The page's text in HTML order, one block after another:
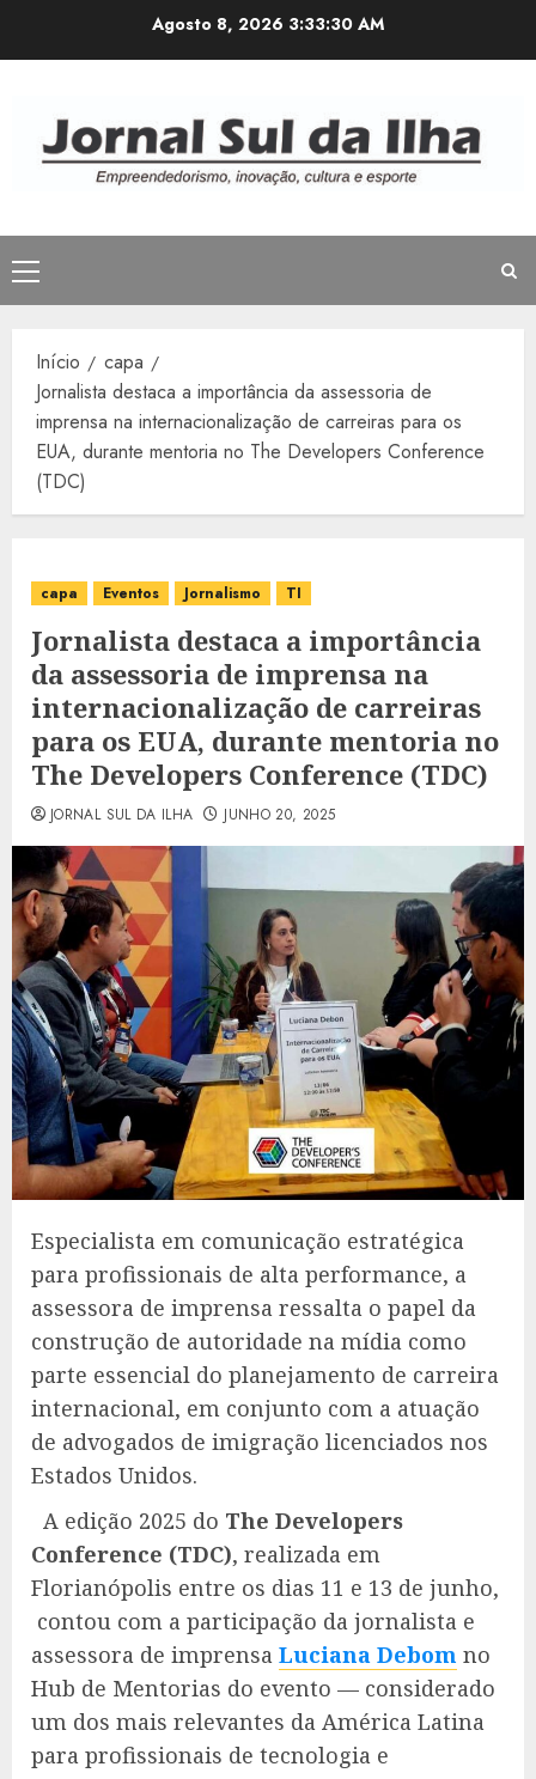
Agosto 8, 20263:33:31 AM
Menu
principal
Início
capa
Jornalista destaca a importância da assessoria de
imprensa na internacionalização de carreiras para os
EUA, durante mentoria no The Developers Conference
(TDC)
capa Eventos Jornalismo TI
Jornalista destaca a importância
da assessoria de imprensa na
internacionalização de carreiras
para os EUA, durante mentoria no
The Developers Conference (TDC)
JORNAL SUL DA ILHA JUNHO 20, 2025
Especialista em comunicação estratégica
para profissionais de alta performance, a
assessora de imprensa ressalta o papel da
construção de autoridade na mídia como
parte essencial do planejamento de carreira
internacional, em conjunto com a atuação
de advogados de imigração licenciados nos
Estados Unidos.
A edição 2025 do The Developers
Conference (TDC), realizada em
Florianópolis entre os dias 11 e 13 de junho,
contou com a participação da jornalista e
assessora de imprensa Luciana Debom no
Hub de Mentorias do evento — considerado
um dos mais relevantes da América Latina
para profissionais de tecnologia e